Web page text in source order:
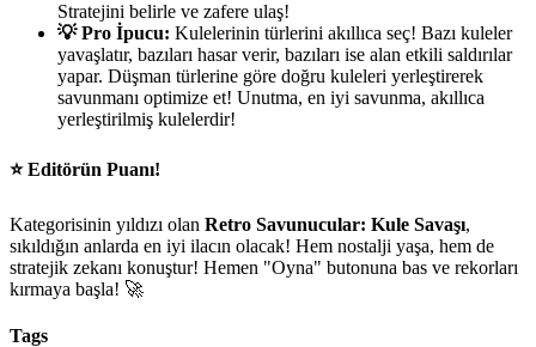
Stratejini belirle ve zafere ulaş!
💡 Pro İpucu: Kulelerinin türlerini akıllıca seç! Bazı kuleler
yavaşlatır, bazıları hasar verir, bazıları ise alan etkili saldırılar
yapar. Düşman türlerine göre doğru kuleleri yerleştirerek
savunmanı optimize et! Unutma, en iyi savunma, akıllıca
yerleştirilmiş kulelerdir!
⭐ Editörün Puanı!
Kategorisinin yıldızı olan Retro Savunucular: Kule Savaşı,
sıkıldığın anlarda en iyi ilacın olacak! Hem nostalji yaşa, hem de
stratejik zekanı konuştur! Hemen "Oyna" butonuna bas ve rekorları
kırmaya başla! 🚀
Tags